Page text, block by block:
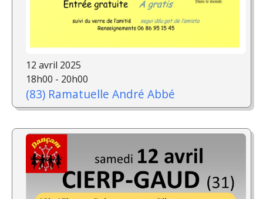
12 avril 2025
18h00 - 20h00
(83) Ramatuelle André Abbé